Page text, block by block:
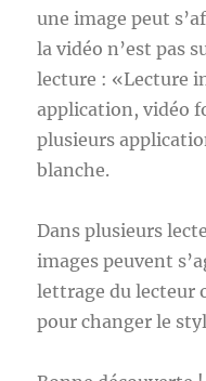
une image peut
la vidéo n’est pas
lecture : «Lecture
application, vidéo
plusieurs
blanche.
Dans plusieurs
images peuvent
lettrage du lecteur
pour changer le